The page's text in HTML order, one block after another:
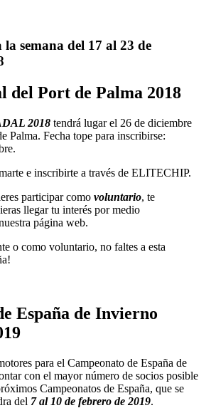
semana del 17 al 23 de
del Port de Palma 2018
2018 tendrá lugar el 26 de diciembre
Palma. Fecha tope para inscribirse:
e inscribirte a través de ELITECHIP.
participar como voluntario, te
llegar tu interés por medio
página web.
o como voluntario, no faltes a esta
España de Invierno
para el Campeonato de España de
con el mayor número de socios posible
Campeonatos de España, que se
del 7 al 10 de febrero de 2019.